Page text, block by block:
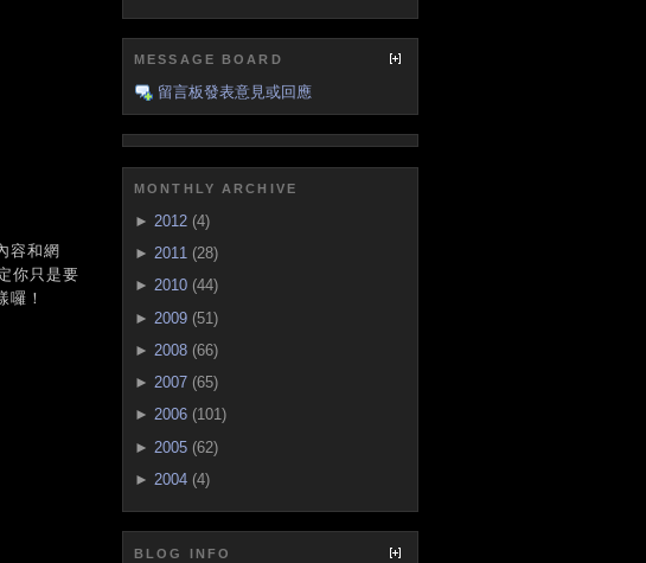
容和網
你只是要
囉！
MESSAGE BOARD
留言板發表意見或回應
MONTHLY ARCHIVE
► 2012 (4)
► 2011 (28)
► 2010 (44)
► 2009 (51)
► 2008 (66)
► 2007 (65)
► 2006 (101)
► 2005 (62)
► 2004 (4)
BLOG INFO